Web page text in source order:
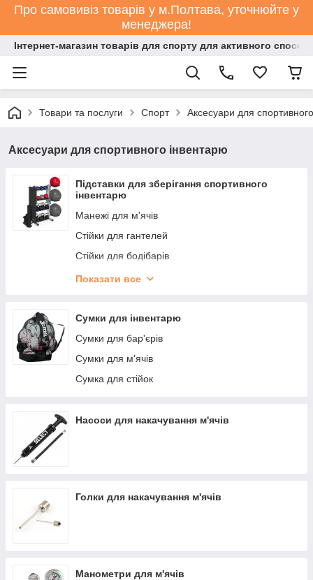
Про самовивіз товарів у м.Полтава, уточнюйте у
менеджера!
Інтернет-магазин товарів для спорту для активного
Товари та послуги Спорт Аксесуари для
Аксесуари для спортивного інвентарю
Підставки для зберігання спортивного
інвентарю
Манежі для м'ячів
Стійки для гантелей
Стійки для бодібарів
Стійки для медболів
Стійка для гімнастичних килимків
Стелажі модульні для інвентарю
Стелажі для спортивного інвентарю
Кронштейни для обручів
Показати все
Сумки для інвентарю
Сумки для бар'єрів
Сумки для м'ячів
Сумка для стійок
Насоси для накачування м'ячів
Голки для накачування м'ячів
Манометри для м'ячів